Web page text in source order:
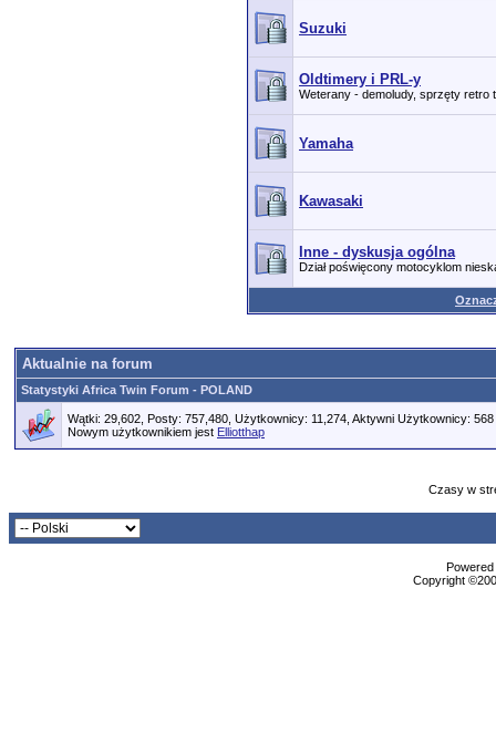
Suzuki
Oldtimery i PRL-y
Weterany - demoludy, sprzęty retro
Yamaha
Kawasaki
Inne - dyskusja ogólna
Dział poświęcony motocyklom
Aktualnie na forum
Statystyki Africa Twin Forum - POLAND
Wątki: 29,602, Posty: 757,480, Użytkownicy: 11,274, Aktywni Użytkownicy: 568
Nowym użytkownikiem jest Elliotthap
Czasy w
Copyright